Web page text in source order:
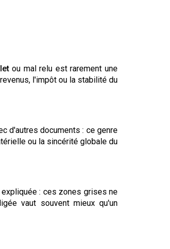
ou mal relu est rarement une
l'impôt ou la stabilité du
d'autres documents : ce genre
ou la sincérité globale du
: ces zones grises ne
vaut souvent mieux qu'un